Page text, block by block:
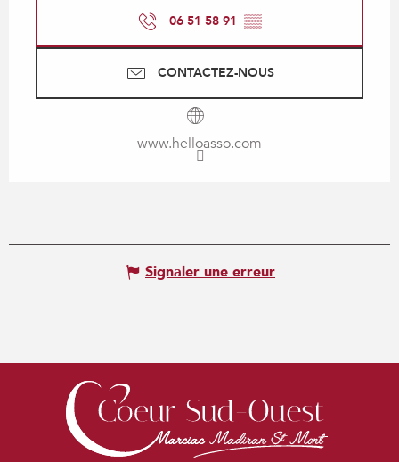
06 51 58 91 ▒▒
CONTACTEZ-NOUS
www.helloasso.com
Signaler une erreur